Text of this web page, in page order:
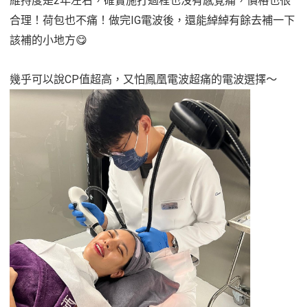
合理！荷包也不痛！做完IG電波後，還能綽綽有餘去補一下
該補的小地方😋
幾乎可以說CP值超高，又怕鳳凰電波超痛的電波選擇～